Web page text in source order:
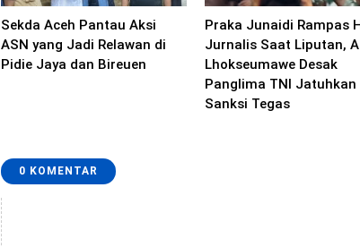
Sekda Aceh Pantau Aksi
ASN yang Jadi Relawan di
Pidie Jaya dan Bireuen
Praka Junaidi Rampas
Jurnalis Saat Liputan,
Lhokseumawe Desak
Panglima TNI Jatuhkan
Sanksi Tegas
0 KOMENTAR